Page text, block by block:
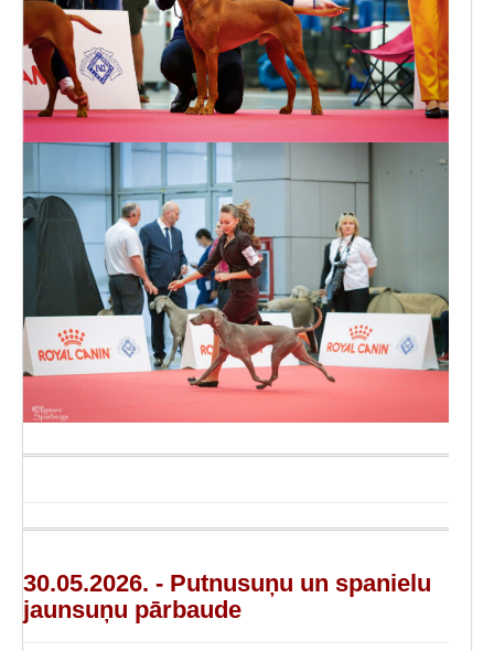
30.05.2026. - Putnusuņu un spanielu
jaunsuņu pārbaude